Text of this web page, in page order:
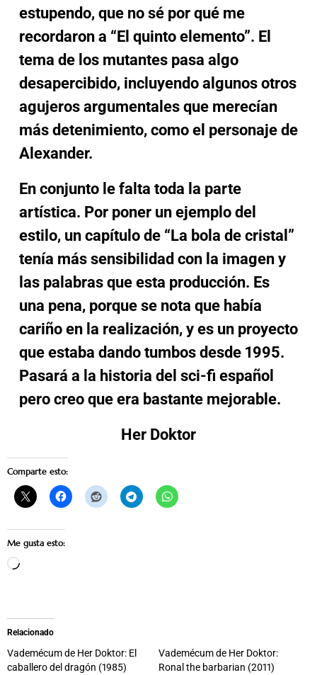
estupendo, que no sé por qué me
recordaron a “El quinto elemento”. El
tema de los mutantes pasa algo
desapercibido, incluyendo algunos otros
agujeros argumentales que merecían
más detenimiento, como el personaje de
Alexander.
En conjunto le falta toda la parte
artística. Por poner un ejemplo del
estilo, un capítulo de “La bola de cristal”
tenía más sensibilidad con la imagen y
las palabras que esta producción. Es
una pena, porque se nota que había
cariño en la realización, y es un proyecto
que estaba dando tumbos desde 1995.
Pasará a la historia del sci-fi español
pero creo que era bastante mejorable.
Her Doktor
Comparte esto:
Me gusta esto:
Cargando...
Relacionado
Vademécum de Her Doktor: El
caballero del dragón (1985)
Vademécum de Her Doktor:
Ronal the barbarian (2011)